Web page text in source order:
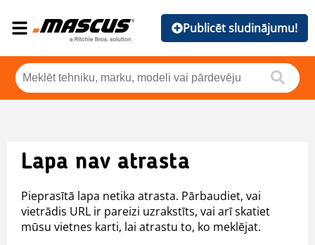
Publicēt sludinājumu!
Lapa nav atrasta
Pieprasītā lapa netika atrasta. Pārbaudiet, vai
vietrādis URL ir pareizi uzrakstīts, vai arī skatiet
mūsu vietnes karti, lai atrastu to, ko meklējat.